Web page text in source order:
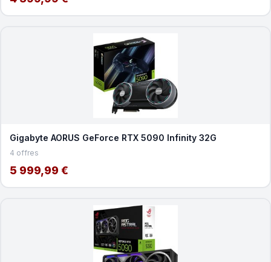
Gigabyte AORUS GeForce RTX 5090 Infinity 32G
4 offres
5 999,99 €